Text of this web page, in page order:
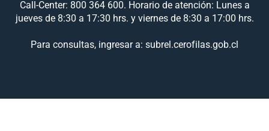
Call-Center: 800 364 600. Horario de atención: Lunes a
jueves de 8:30 a 17:30 hrs. y viernes de 8:30 a 17:00 hrs.
Para consultas, ingresar a: subrel.cerofilas.gob.cl